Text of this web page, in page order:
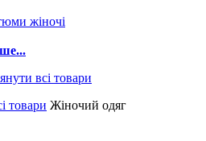
жіночі
товари Жіночий одяг